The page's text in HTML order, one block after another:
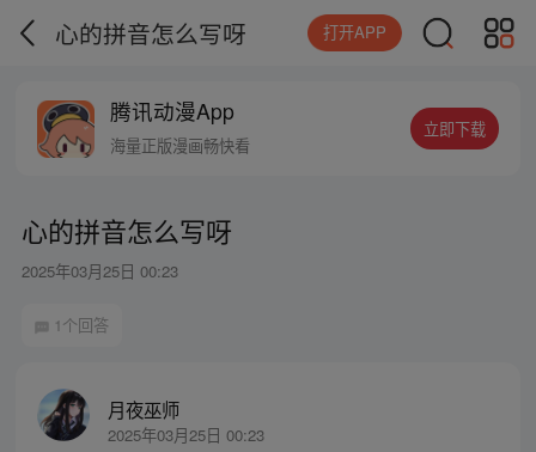
心的拼音怎么写呀 打开APP
腾讯动漫App
海量正版漫画畅快看
立即下载
心的拼音怎么写呀
2025年03月25日 00:23
1个回答
月夜巫师
2025年03月25日 00:23